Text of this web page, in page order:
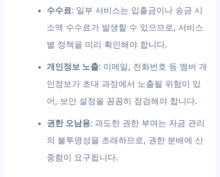
수수료: 일부 서비스는 입출금이나 송금 시
소액 수수료가 발생할 수 있으므로, 서비스
별 정책을 미리 확인해야 합니다.
개인정보 노출: 이메일, 전화번호 등 멤버 개
인정보가 초대 과정에서 노출될 위험이 있
어, 보안 설정을 꼼꼼히 점검해야 합니다.
권한 오남용: 과도한 권한 부여는 자금 관리
의 불투명성을 초래하므로, 권한 분배에 신
중함이 요구됩니다.